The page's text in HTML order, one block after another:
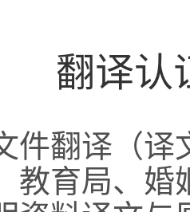
翻译认
件翻译（
教育局、